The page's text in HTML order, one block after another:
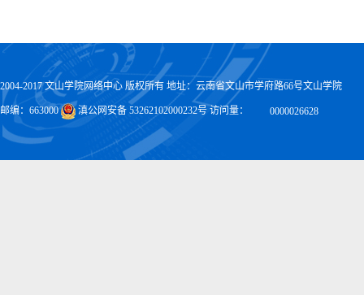
2004-2017 文山学院网络中心 版权所有 地址：云南省文山市学府路66号文山学院
邮编：663000 滇公网安备 53262102000232号 访问量： 0000026628